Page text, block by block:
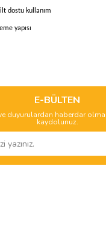
dostu kullanım
yapısı
Yorum Yaz
iletebilirsiniz.
için teşekkür ederiz.
eksik bilgiler
hatalar bulunuyor.
E-BÜLTEN
duyurulardan haberdar
kaydolunuz.